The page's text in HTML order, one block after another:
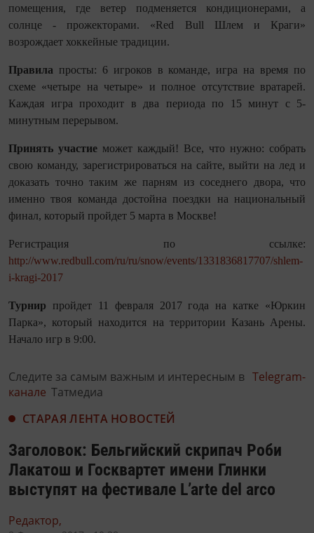
помещения, где ветер подменяется кондиционерами, а
солнце - прожекторами. «Red Bull Шлем и Краги»
возрождает хоккейные традиции.
Правила просты: 6 игроков в команде, игра на время по
схеме «четыре на четыре» и полное отсутствие вратарей.
Каждая игра проходит в два периода по 15 минут с 5-
минутным перерывом.
Принять участие может каждый! Все, что нужно: собрать
свою команду, зарегистрироваться на сайте, выйти на лед и
доказать точно таким же парням из соседнего двора, что
именно твоя команда достойна поездки на национальный
финал, который пройдет 5 марта в Москве!
Регистрация по ссылке:
http://www.redbull.com/ru/ru/snow/events/1331836817707/shlem-
i-kragi-2017
Турнир пройдет 11 февраля 2017 года на катке «Юркин
Парка», который находится на территории Казань Арены.
Начало игр в 9:00.
Следите за самым важным и интересным в Telegram-
канале Татмедиа
СТАРАЯ ЛЕНТА НОВОСТЕЙ
Заголовок: Бельгийский скрипач Роби
Лакатош и Госквартет имени Глинки
выступят на фестивале L’arte del arco
Редактор,